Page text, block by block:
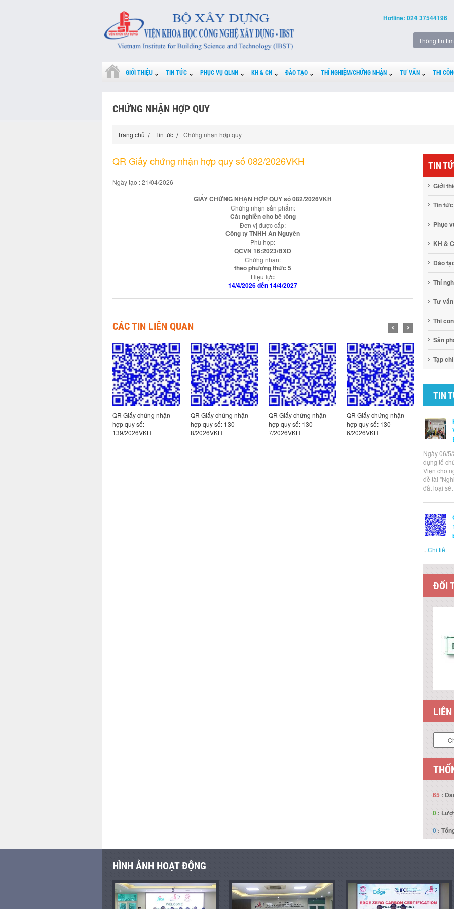
Hotline: 024 37544196
GIỚI THIỆU TIN TỨC PHỤC VỤ QLNN KH & CN ĐÀO TẠO THÍ NGHIỆM/CHỨNG NHẬN TƯ VẤN THI
CHỨNG NHẬN HỢP QUY
Trang chủ Tin tức Chứng nhận hợp quy
QR Giấy chứng nhận hợp quy số 082/2026VKH
Ngày tạo : 21/04/2026
GIẤY CHỨNG NHẬN HỢP QUY số 082/2026VKH
Chứng nhận sản phẩm:
Cát nghiền cho bê tông
Đơn vị được cấp:
Công ty TNHH An Nguyên
Phù hợp:
QCVN 16:2023/BXD
Chứng nhận:
theo phương thức 5
Hiệu lực:
14/4/2026 đến 14/4/2027
CÁC TIN LIÊN QUAN
QR Giấy chứng nhận
QR Giấy chứng nhận
hợp quy số: 130-
8/2026VKH
QR Giấy chứng nhận
hợp quy số: 130-
QR Giấy chứng nhận
hợp quy số: 130-
QR giấy chứng nhận
hợp quy số
122/2025VKH-1
TIN
Giới
Tin tức
Phục
KH &
Đào
Thí
Tư vấn
Thi
Sản
Tạp chí
TIN
Ngày 06/
dựng tổ
Viện cho
đề tài
đất loại
...Chi tiết
ĐỐI
65 :
0 :
0 :
HÌNH ẢNH HOẠT ĐỘNG